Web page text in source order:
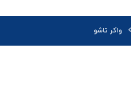
واکر تاشو